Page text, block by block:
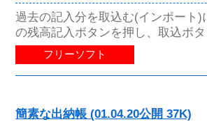
過去の記入分を取込む(インポート)
の残高記入ボタンを押し、取込ボ
フリーソフト
簡素な出納帳 (01.04.20公開 37K)